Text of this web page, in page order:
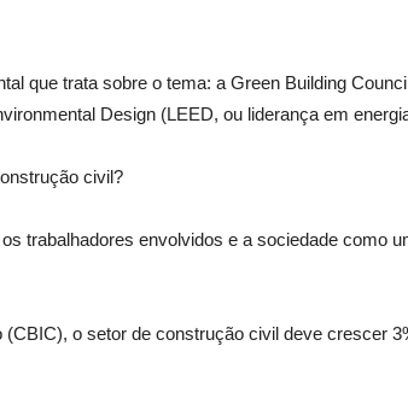
que trata sobre o tema: a Green Building
Design (LEED, ou liderança em
civil?
trabalhadores envolvidos e a sociedade como
o setor de construção civil deve crescer